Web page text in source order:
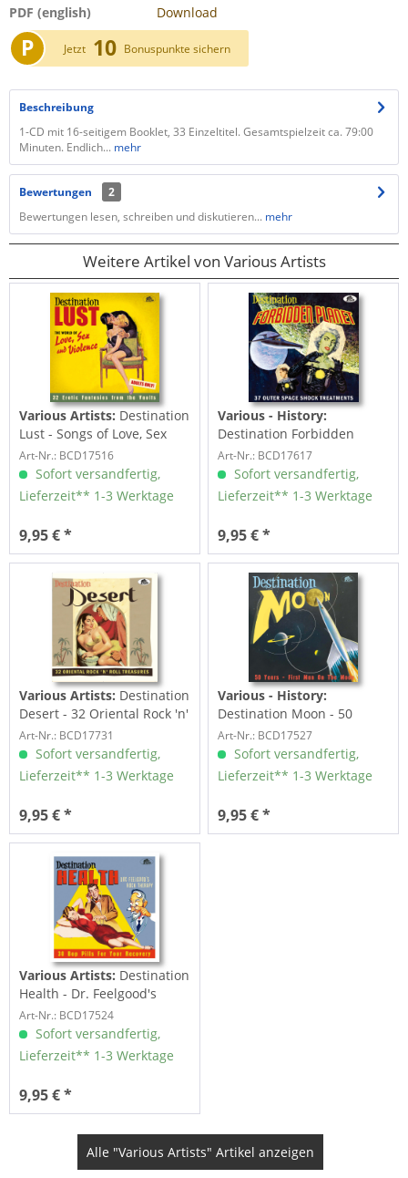
PDF (english)
Download
P Jetzt 10 Bonuspunkte sichern
Beschreibung
​1-CD mit 16-seitigem Booklet, 33 Einzeltitel. Gesamtspielzeit ca. 79:00
Minuten. Endlich... mehr
Bewertungen
2
Bewertungen lesen, schreiben und diskutieren... mehr
Weitere Artikel von Various Artists
Various Artists: Destination
Lust - Songs of Love, Sex
And...
Art-Nr.: BCD17516
Sofort versandfertig,
Lieferzeit** 1-3 Werktage
9,95 € *
Various - History:
Destination Forbidden
Planet - 37 Outer Space...
Art-Nr.: BCD17617
Sofort versandfertig,
Lieferzeit** 1-3 Werktage
9,95 € *
Various Artists: Destination
Desert - 32 Oriental Rock 'n'
Roll...
Art-Nr.: BCD17731
Sofort versandfertig,
Lieferzeit** 1-3 Werktage
9,95 € *
Various - History:
Destination Moon - 50
Years-First Man On The...
Art-Nr.: BCD17527
Sofort versandfertig,
Lieferzeit** 1-3 Werktage
9,95 € *
Various Artists: Destination
Health - Dr. Feelgood's
Rock...
Art-Nr.: BCD17524
Sofort versandfertig,
Lieferzeit** 1-3 Werktage
9,95 € *
Alle "Various Artists" Artikel anzeigen